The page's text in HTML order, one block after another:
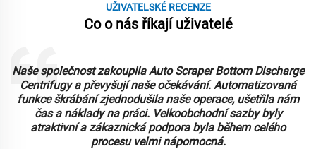
UŽIVATELSKÉ RECENZE
Co o nás říkají uživatelé
Naše společnost zakoupila Auto Scraper Bottom Discharge
Centrifugy a převyšují naše očekávání. Automatizovaná
funkce škrábání zjednodušila naše operace, ušetřila nám
čas a náklady na práci. Velkoobchodní sazby byly
atraktivní a zákaznická podpora byla během celého
procesu velmi nápomocná.